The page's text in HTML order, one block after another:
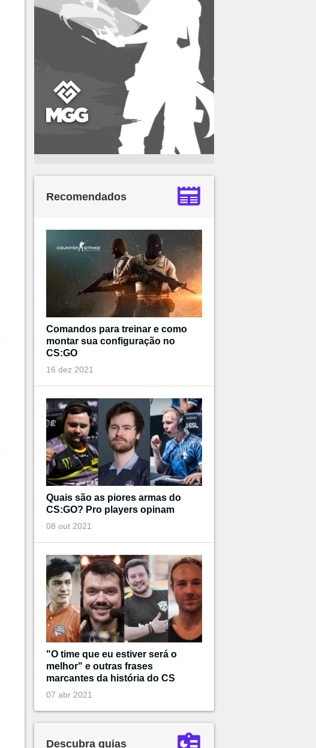
Recomendados
Comandos para treinar e como
montar sua configuração no
CS:GO
16 dez 2021
Quais são as piores armas do
CS:GO? Pro players opinam
08 out 2021
"O time que eu estiver será o
melhor" e outras frases
marcantes da história do CS
07 abr 2021
Descubra guias